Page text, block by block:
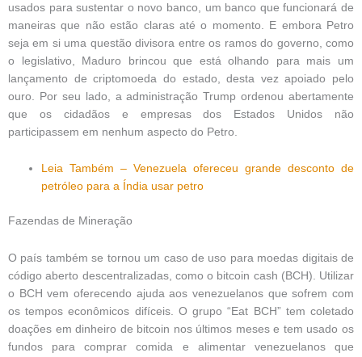
usados ​​para sustentar o novo banco, um banco que funcionará de
maneiras que não estão claras até o momento. E embora Petro
seja em si uma questão divisora ​​entre os ramos do governo, como
o legislativo, Maduro brincou que está olhando para mais um
lançamento de criptomoeda do estado, desta vez apoiado pelo
ouro. Por seu lado, a administração Trump ordenou abertamente
que os cidadãos e empresas dos Estados Unidos não
participassem em nenhum aspecto do Petro.
Leia Também – Venezuela ofereceu grande desconto de
petróleo para a Índia usar petro
Fazendas de Mineração
O país também se tornou um caso de uso para moedas digitais de
código aberto descentralizadas, como o bitcoin cash (BCH). Utilizar
o BCH vem oferecendo ajuda aos venezuelanos que sofrem com
os tempos econômicos difíceis. O grupo “Eat BCH” tem coletado
doações em dinheiro de bitcoin nos últimos meses e tem usado os
fundos para comprar comida e alimentar venezuelanos que